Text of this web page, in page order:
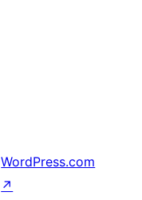
WordPress.com
↗